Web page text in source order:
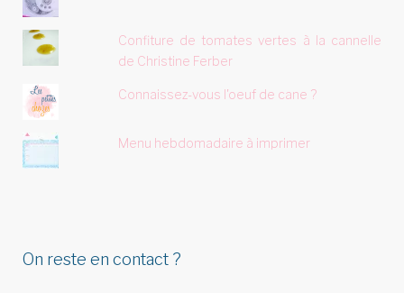
Confiture de tomates vertes à la cannelle
de Christine Ferber
Connaissez-vous l'oeuf de cane ?
Menu hebdomadaire à imprimer
On reste en contact ?